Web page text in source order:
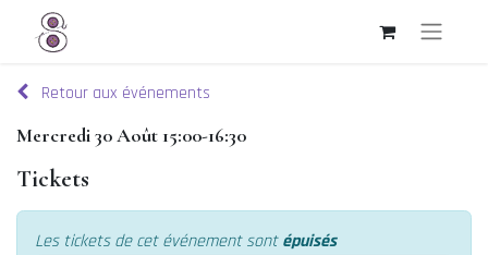
Retour aux événements
Mercredi 30 Août 15:00-16:30
Tickets
Les tickets de cet événement sontépuisés